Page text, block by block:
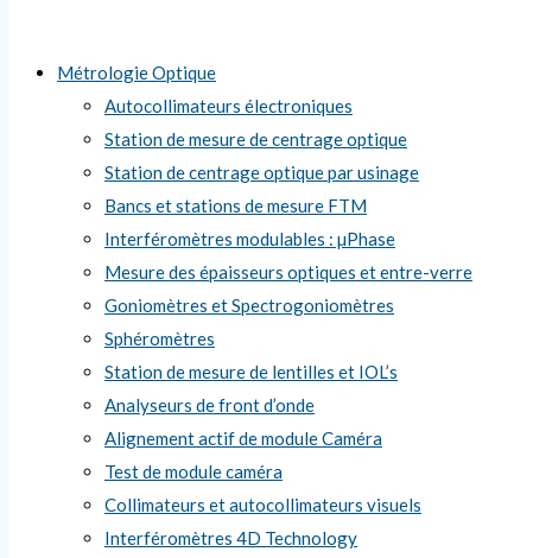
Métrologie Optique
Autocollimateurs électroniques
Station de mesure de centrage optique
Station de centrage optique par usinage
Bancs et stations de mesure FTM
Interféromètres modulables : µPhase
Mesure des épaisseurs optiques et entre-verre
Goniomètres et Spectrogoniomètres
Sphéromètres
Station de mesure de lentilles et IOL’s
Analyseurs de front d’onde
Alignement actif de module Caméra
Test de module caméra
Collimateurs et autocollimateurs visuels
Interféromètres 4D Technology